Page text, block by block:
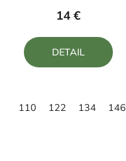
produktu
z
14 €
DETAIL
110 122 134 146